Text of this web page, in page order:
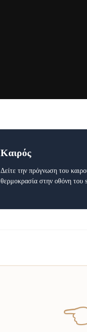
Καιρός
Δείτε την πρόγνωση του
θερμοκρασία στην οθόνη του